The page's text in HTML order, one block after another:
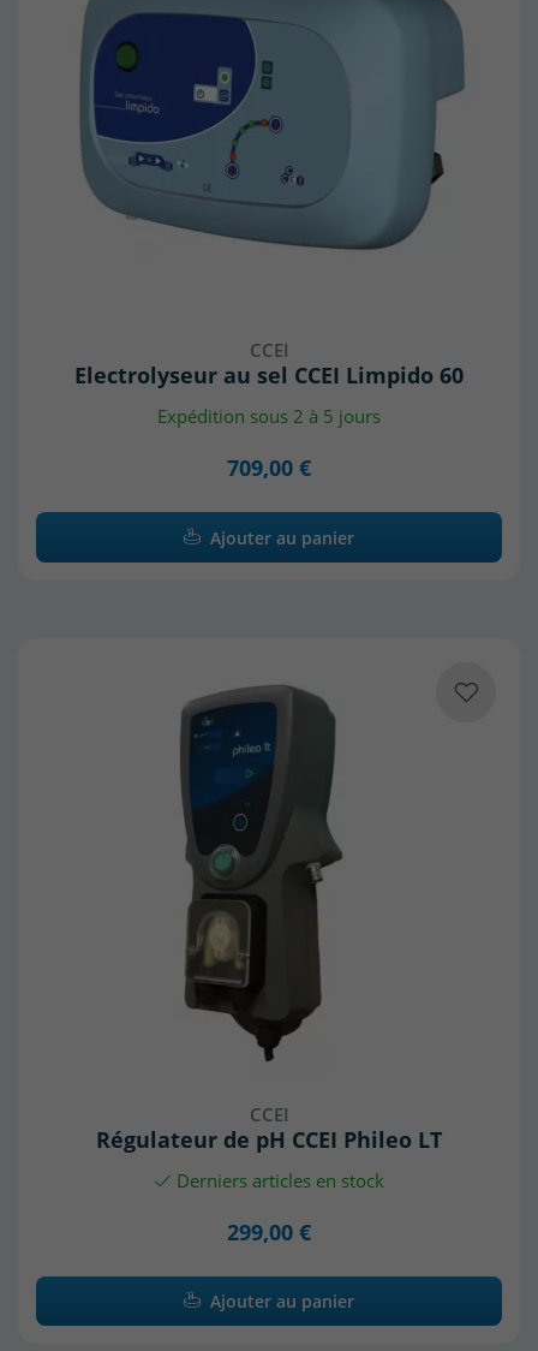
CCEI
Electrolyseur au sel CCEI Limpido 60
Expédition sous 2 à 5 jours
709,00 €
Ajouter au panier
CCEI
Régulateur de pH CCEI Phileo LT
Derniers articles en stock
299,00 €
Ajouter au panier